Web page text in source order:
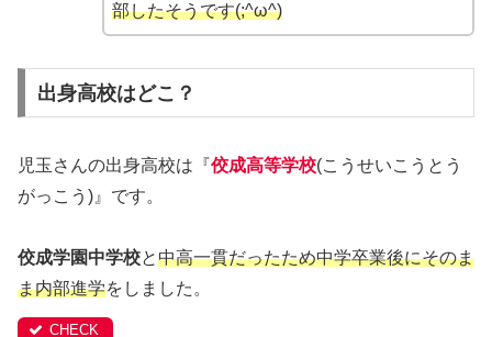
部したそうです(;^ω^)
出身高校はどこ？
児玉さんの出身高校は『佼成高等学校(こうせいこうとう
がっこう)』です。
佼成学園中学校と中高一貫だったため中学卒業後にそのま
ま内部進学をしました。